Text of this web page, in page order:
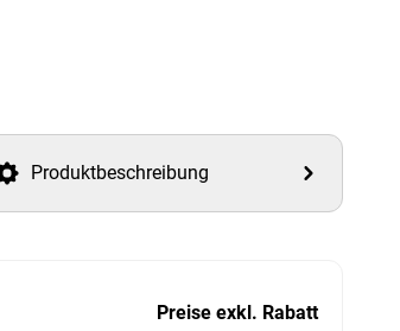
Produktbeschreibung
Preise exkl. Rabatt